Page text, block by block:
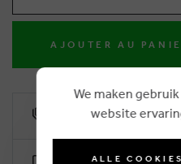
AJOUTER AU
10% remise de fidélité
We maken gebruik
website
ALLE